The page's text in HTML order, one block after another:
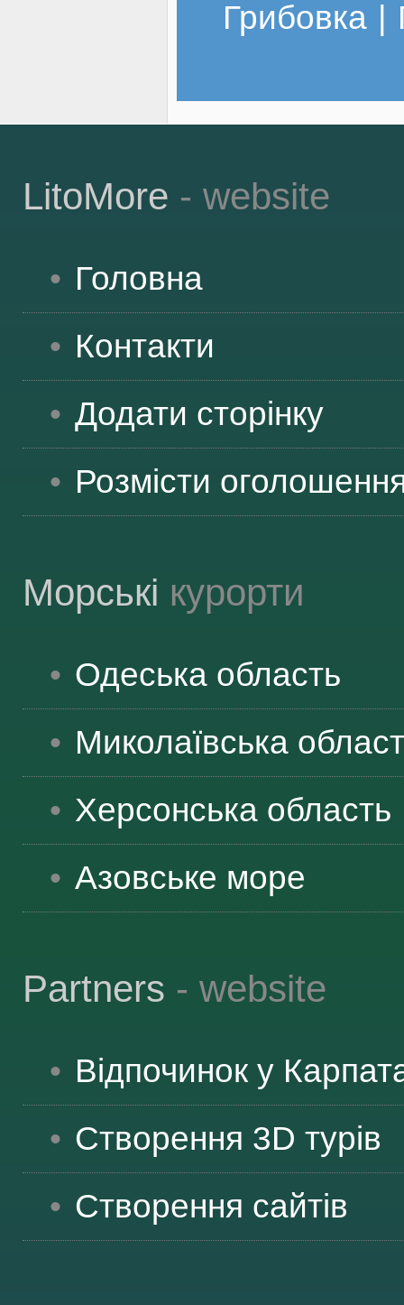
Грибовка
LitoMore - website
Головна
Контакти
Додати сторінку
Розмісти
Морські курорти
Одеська область
Миколаївська
Херсонська область
Азовське море
Partners - website
Відпочинок у
Створення 3D турів
Створення сайтів